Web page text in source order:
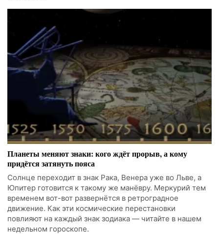
Планеты меняют знаки: кого ждёт прорыв, а кому
придётся затянуть пояса
Солнце переходит в знак Рака, Венера уже во Льве, а
Юпитер готовится к такому же манёвру. Меркурий тем
временем вот-вот развернётся в ретроградное
движение. Как эти космические перестановки
повлияют на каждый знак зодиака — читайте в нашем
недельном гороскопе.